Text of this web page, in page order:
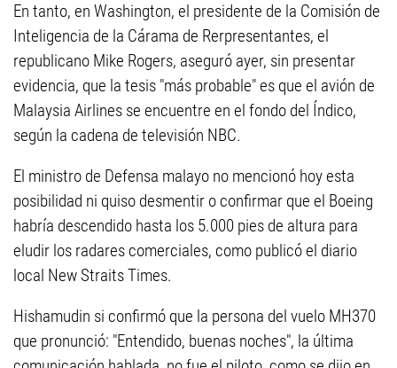
En tanto, en Washington, el presidente de la Comisión de
Inteligencia de la Cárama de Rerpresentantes, el
republicano Mike Rogers, aseguró ayer, sin presentar
evidencia, que la tesis "más probable" es que el avión de
Malaysia Airlines se encuentre en el fondo del Índico,
según la cadena de televisión NBC.
El ministro de Defensa malayo no mencionó hoy esta
posibilidad ni quiso desmentir o confirmar que el Boeing
habría descendido hasta los 5.000 pies de altura para
eludir los radares comerciales, como publicó el diario
local New Straits Times.
Hishamudin si confirmó que la persona del vuelo MH370
que pronunció: "Entendido, buenas noches", la última